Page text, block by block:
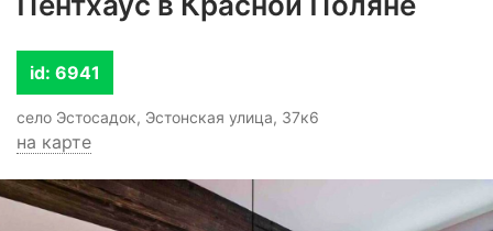
id: 6941
село Эстосадок, Эстонская улица, 37к6
на карте